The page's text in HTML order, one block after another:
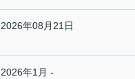
2026年08月21日
2026年1月 -